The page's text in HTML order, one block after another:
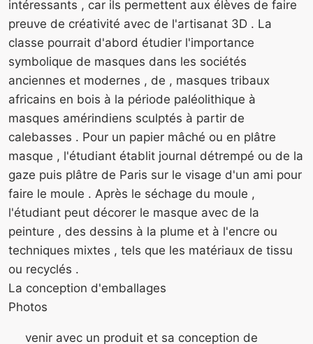
intéressants , car ils permettent aux élèves de faire
preuve de créativité avec de l'artisanat 3D . La
classe pourrait d'abord étudier l'importance
symbolique de masques dans les sociétés
anciennes et modernes , de , masques tribaux
africains en bois à la période paléolithique à
masques amérindiens sculptés à partir de
calebasses . Pour un papier mâché ou en plâtre
masque , l'étudiant établit journal détrempé ou de la
gaze puis plâtre de Paris sur le visage d'un ami pour
faire le moule . Après le séchage du moule ,
l'étudiant peut décorer le masque avec de la
peinture , des dessins à la plume et à l'encre ou
techniques mixtes , tels que les matériaux de tissu
ou recyclés .
La conception d'emballages
Photos
venir avec un produit et sa conception de